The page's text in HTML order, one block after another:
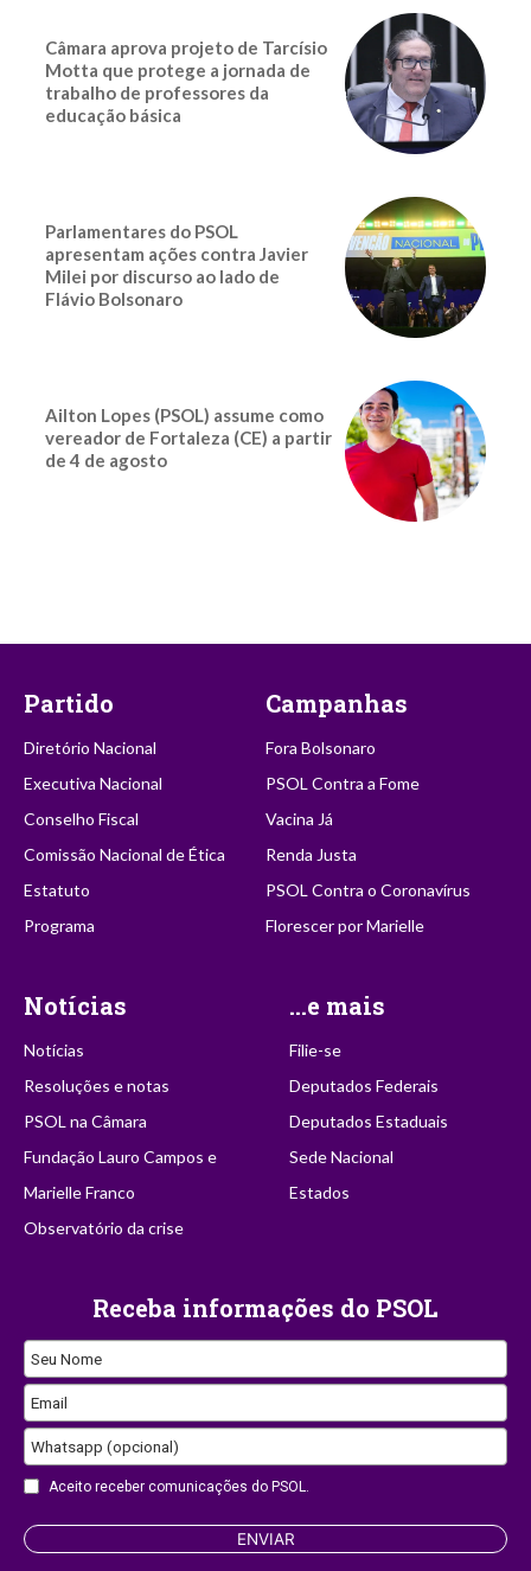
Câmara aprova projeto de Tarcísio
Motta que protege a jornada de
trabalho de professores da
educação básica
Parlamentares do PSOL
apresentam ações contra Javier
Milei por discurso ao lado de
Flávio Bolsonaro
Ailton Lopes (PSOL) assume como
vereador de Fortaleza (CE) a partir
de 4 de agosto
Partido
Diretório Nacional
Executiva Nacional
Conselho Fiscal
Comissão Nacional de Ética
Estatuto
Programa
Campanhas
Fora Bolsonaro
PSOL Contra a Fome
Vacina Já
Renda Justa
PSOL Contra o Coronavírus
Florescer por Marielle
Notícias
Notícias
Resoluções e notas
PSOL na Câmara
Fundação Lauro Campos e
Marielle Franco
Observatório da crise
...e mais
Filie-se
Deputados Federais
Deputados Estaduais
Sede Nacional
Estados
Receba informações do PSOL
Seu Nome
Email
Email
Whatsapp (opcional)
Aceito receber comunicações do PSOL.
ENVIAR